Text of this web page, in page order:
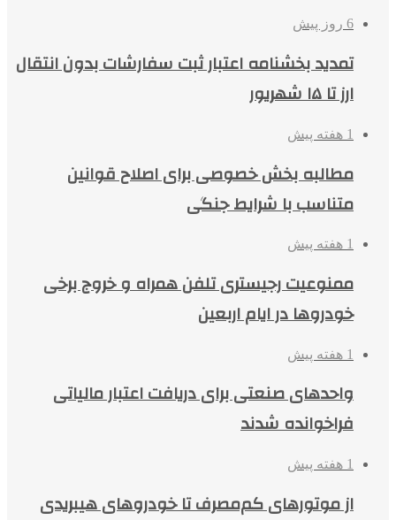
6 روز پیش
تمدید بخشنامه اعتبار ثبت سفارشات بدون انتقال
ارز تا ۱۵ شهریور
1 هفته پیش
مطالبه بخش خصوصی برای اصلاح قوانین
متناسب با شرایط جنگی
1 هفته پیش
ممنوعیت رجیستری تلفن همراه و خروج برخی
خودروها در ایام اربعین
1 هفته پیش
واحدهای صنعتی برای دریافت اعتبار مالیاتی
فراخوانده شدند
1 هفته پیش
از موتورهای کم‌مصرف تا خودروهای هیبریدی